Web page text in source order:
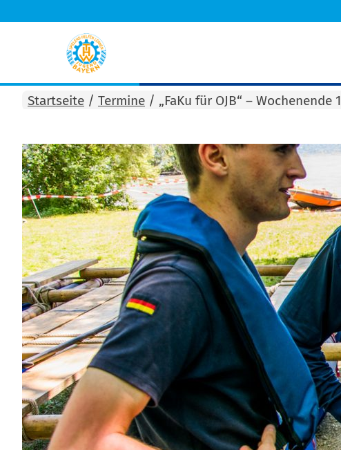
Startseite / Termine / „FaKu für OJB“ – Wochenende 1